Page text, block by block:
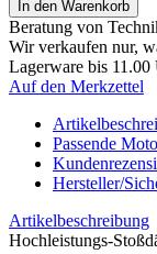
Beratung von
Wir verkaufen nur,
Lagerware bis 11.00
Auf den Merkzettel
Passende
Hersteller/
Artikelbeschreibung
Hochleistungs-